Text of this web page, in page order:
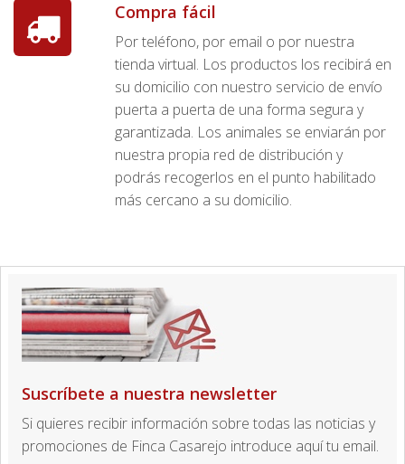
Compra fácil
Por teléfono, por email o por nuestra
tienda virtual. Los productos los recibirá en
su domicilio con nuestro servicio de envío
puerta a puerta de una forma segura y
garantizada. Los animales se enviarán por
nuestra propia red de distribución y
podrás recogerlos en el punto habilitado
más cercano a su domicilio.
Suscríbete a nuestra newsletter
Si quieres recibir información sobre todas las noticias y
promociones de Finca Casarejo introduce aquí tu email.